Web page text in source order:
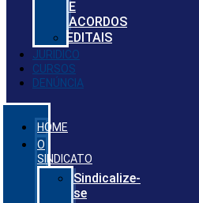
E
ACORDOS
EDITAIS
JURIDICO
CURSOS
DENÚNCIA
HOME
O
SINDICATO
Sindicalize-
se